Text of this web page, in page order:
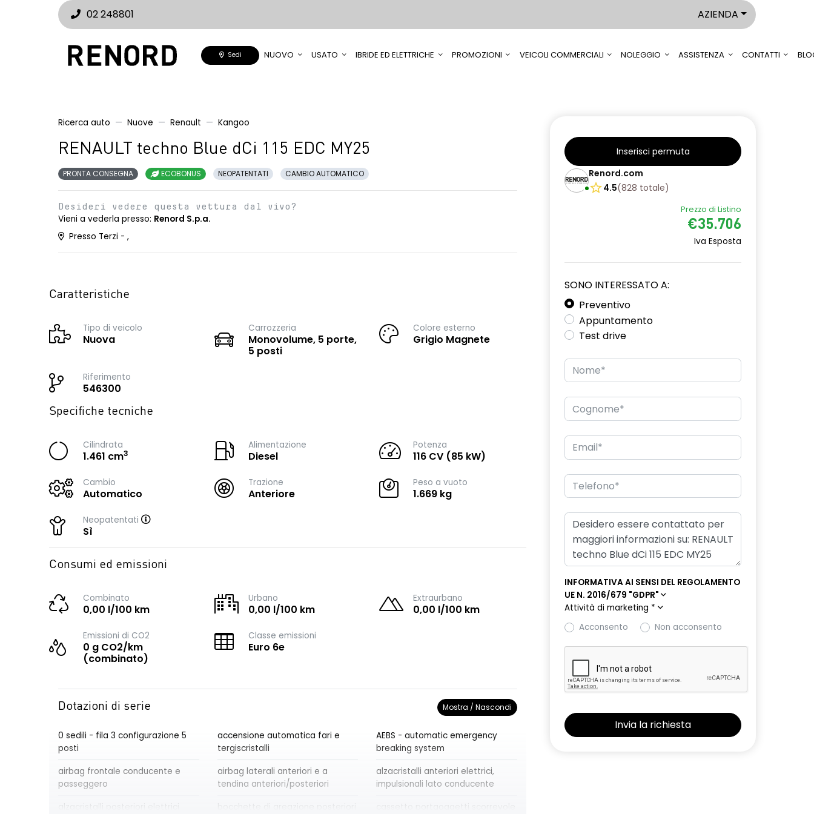
02 248801 AZIENDA
Sedi NUOVO USATO IBRIDE ED ELETTRICHE PROMOZIONI VEICOLI COMMERCIALI NOLEGGIO ASSISTENZA CONTATTI
Ricerca auto Nuove Renault Kangoo
RENAULT techno Blue dCi 115 EDC MY25
PRONTA CONSEGNA ECOBONUS NEOPATENTATI CAMBIO AUTOMATICO
Desideri vedere questa vettura dal vivo?
Vieni a vederla presso: Renord S.p.a.
Presso Terzi - ,
Caratteristiche
Tipo di veicolo
Nuova
Carrozzeria
Monovolume, 5 porte,
5 posti
Colore esterno
Grigio Magnete
Riferimento
546300
Specifiche tecniche
Cilindrata
1.461 cm3
Alimentazione
Diesel
Potenza
116 CV (85 kW)
Cambio
Automatico
Trazione
Anteriore
Peso a vuoto
1.669 kg
Neopatentati
Sì
Consumi ed emissioni
Combinato
0,00 l/100 km
Urbano
0,00 l/100 km
Extraurbano
0,00 l/100 km
Emissioni di CO2
0 g CO2/km
(combinato)
Classe emissioni
Euro 6e
Dotazioni di serie Mostra / Nascondi
0 sedili - fila 3 configurazione 5
posti
accensione automatica fari e
tergiscristalli
AEBS - automatic emergency
breaking system
airbag frontale conducente e
passeggero
airbag laterali anteriori e a
tendina anteriori/posteriori
alzacristalli anteriori elettrici,
impulsionali lato conducente
Inserisci permuta
Renord.com
4.5(828 totale)
Prezzo di Listino
€35.706
Iva Esposta
SONO INTERESSATO A:
Preventivo
Appuntamento
Test drive
INFORMATIVA AI SENSI DEL REGOLAMENTO
UE N. 2016/679 "GDPR"
Attività di marketing *
Acconsento
Non acconsento